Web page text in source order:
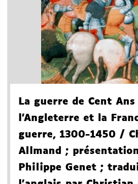
La guerre de Cent Ans
l'Angleterre et la
guerre, 1300-1450 /
Allmand
;
Philippe Genet ;